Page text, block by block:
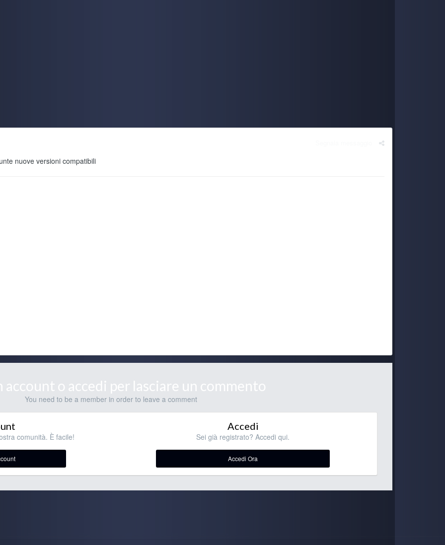
sull' HDD esterno
giochi cambiando database. Quindi nulla, perso per sempre.
nuove versioni compatibili
account o accedi per lasciare un commento
You need to be a member in order to leave a comment
comunità. È facile!
Accedi
Sei già registrato? Accedi qui.
Accedi Ora